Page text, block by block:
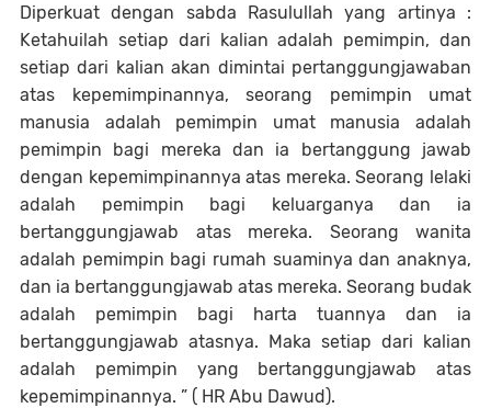
Diperkuat dengan sabda Rasulullah yang artinya :
Ketahuilah setiap dari kalian adalah pemimpin, dan
setiap dari kalian akan dimintai pertanggungjawaban
atas kepemimpinannya, seorang pemimpin umat
manusia adalah pemimpin umat manusia adalah
pemimpin bagi mereka dan ia bertanggung jawab
dengan kepemimpinannya atas mereka. Seorang lelaki
adalah pemimpin bagi keluarganya dan ia
bertanggungjawab atas mereka. Seorang wanita
adalah pemimpin bagi rumah suaminya dan anaknya,
dan ia bertanggungjawab atas mereka. Seorang budak
adalah pemimpin bagi harta tuannya dan ia
bertanggungjawab atasnya. Maka setiap dari kalian
adalah pemimpin yang bertanggungjawab atas
kepemimpinannya. ” ( HR Abu Dawud).